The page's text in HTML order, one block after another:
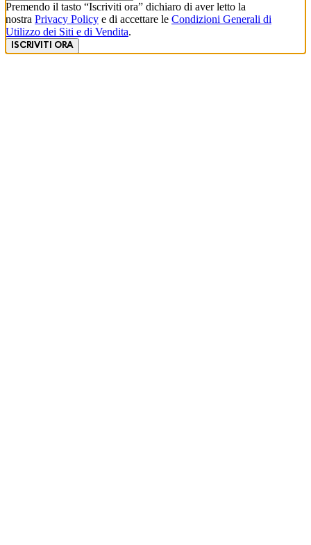
Premendo il tasto “Iscriviti ora” dichiaro di aver letto la
nostra Privacy Policy e di accettare le Condizioni Generali di
Utilizzo dei Siti e di Vendita.
ISCRIVITI ORA